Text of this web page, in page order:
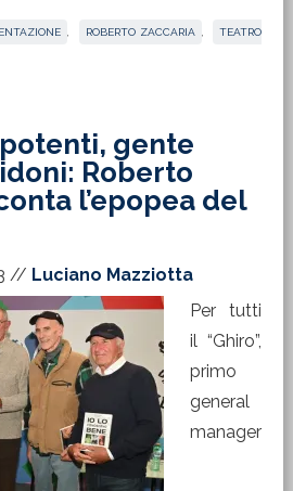
ROBERTO ZACCARIA TEATRO
gente
Roberto
l’epopea del
// Luciano Mazziotta
Per tutti
il “Ghiro”,
primo
general
manager